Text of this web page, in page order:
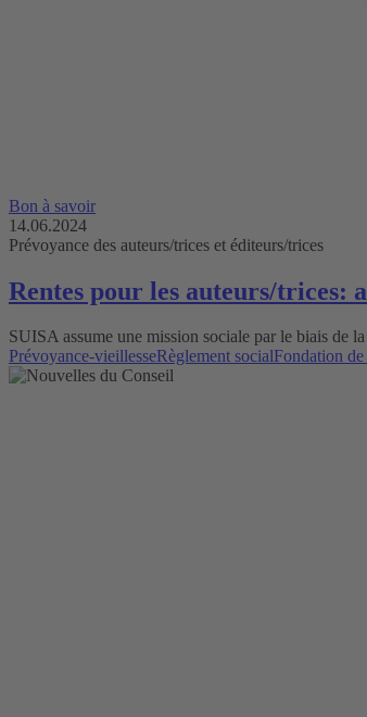
Bon à savoir
14.06.2024
Prévoyance des auteurs/trices et éditeurs/trices
Rentes pour les auteurs/trices:
SUISA assume une mission sociale par le biais de
Prévoyance-vieillesseRèglement socialFondation